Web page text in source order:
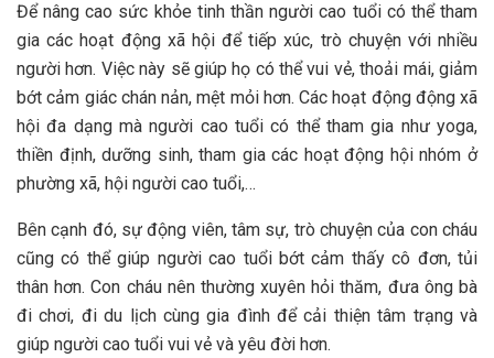
Để nâng cao sức khỏe tinh thần người cao tuổi có thể tham
gia các hoạt động xã hội để tiếp xúc, trò chuyện với nhiều
người hơn. Việc này sẽ giúp họ có thể vui vẻ, thoải mái, giảm
bớt cảm giác chán nản, mệt mỏi hơn. Các hoạt động động xã
hội đa dạng mà người cao tuổi có thể tham gia như yoga,
thiền định, dưỡng sinh, tham gia các hoạt động hội nhóm ở
phường xã, hội người cao tuổi,…
Bên cạnh đó, sự động viên, tâm sự, trò chuyện của con cháu
cũng có thể giúp người cao tuổi bớt cảm thấy cô đơn, tủi
thân hơn. Con cháu nên thường xuyên hỏi thăm, đưa ông bà
đi chơi, đi du lịch cùng gia đình để cải thiện tâm trạng và
giúp người cao tuổi vui vẻ và yêu đời hơn.